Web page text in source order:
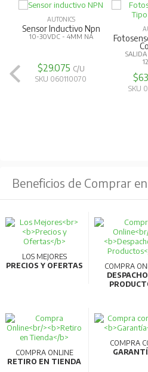
Voltaje residual: Máx 1.5V
AUTONICS
Sensor Inductivo Npn
10-30VDC - 4MM NA
$29.075 C/U
SKU 060110070
SKU
Beneficios de Comprar
LOS MEJORES
PRECIOS Y OFERTAS
COMPRA
COMPRA ONLINE
RETIRO EN TIENDA
COMPRA